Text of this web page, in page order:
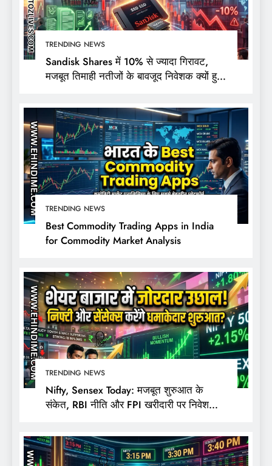
TRENDING NEWS
Sandisk Shares में 10% से ज्यादा गिरावट,
मजबूत तिमाही नतीजों के बावजूद निवेशक क्यों हुए
TRENDING NEWS
Best Commodity Trading Apps in India
for Commodity Market Analysis
TRENDING NEWS
Nifty, Sensex Today: मजबूत शुरुआत के
संकेत, RBI नीति और FPI खरीदारी पर निवेशकों